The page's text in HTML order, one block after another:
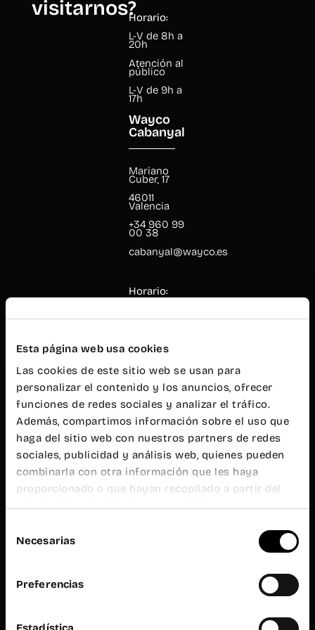
Esta página web usa cookies
Las cookies de este sitio web se usan para
personalizar el contenido y los anuncios, ofrecer
funciones de redes sociales y analizar el tráfico.
Además, compartimos información sobre el uso que
haga del sitio web con nuestros partners de redes
sociales, publicidad y análisis web, quienes pueden
combinarla con otra información que les haya
proporcionado o que hayan recopilado a partir del
uso que haya hecho de sus servicios.
deNecesarias
Preferencias
visitarnos?Horario:
L-V de 8h a
20h
Atención al
público
L-V de 9h a
17h
Wayco
Cabanyal
Mariano
Cuber, 17
46011
Valencia
+34 960 99
00 38
cabanyal@wayco.es
Horario:
20h
público
L-V de 9h a
19h
Wayco
Ruzafa
Almirante
Cadarso, 26
bajo
46005
Valencia
+34 962 06